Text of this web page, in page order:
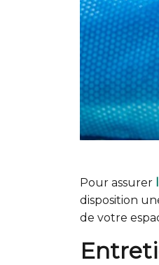
Pour assurer
disposition
de votre